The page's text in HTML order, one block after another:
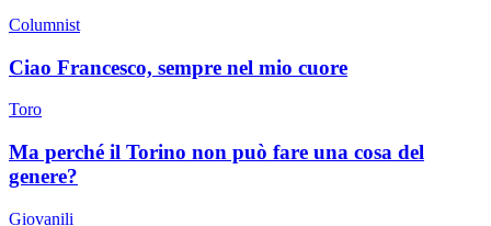
Columnist
Ciao Francesco, sempre nel mio cuore
Toro
Ma perché il Torino non può fare una cosa del
genere?
Giovanili